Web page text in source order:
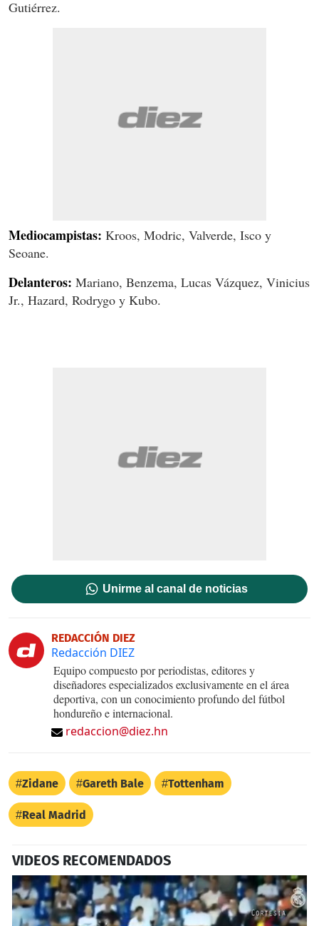
Gutiérrez.
Mediocampistas: Kroos, Modric, Valverde, Isco y
Seoane.
Delanteros: Mariano, Benzema, Lucas Vázquez, Vinicius
Jr., Hazard, Rodrygo y Kubo.
Unirme al canal de noticias
REDACCIÓN DIEZ
Redacción DIEZ
Equipo compuesto por periodistas, editores y
diseñadores especializados exclusivamente en el área
deportiva, con un conocimiento profundo del fútbol
hondureño e internacional.
redaccion@diez.hn
Zidane Gareth Bale Tottenham
Real Madrid
VIDEOS RECOMENDADOS